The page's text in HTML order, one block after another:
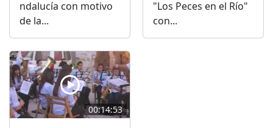
ndalucía con motivo
de la...
"Los Peces en el Río"
con...
00:14:53